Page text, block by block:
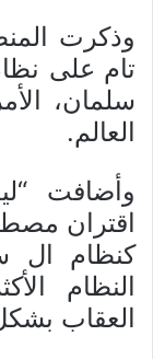
وذكرت
تام على
سلمان،
العالم.
وأضافت
اقتران
كنظام ال
النظام
العقاب